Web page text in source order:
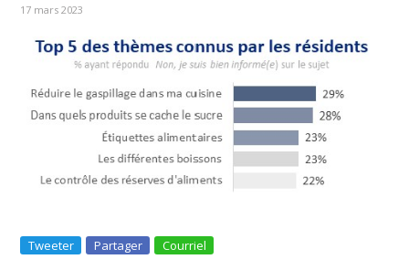
17 mars 2023
Tweeter Partager Courriel